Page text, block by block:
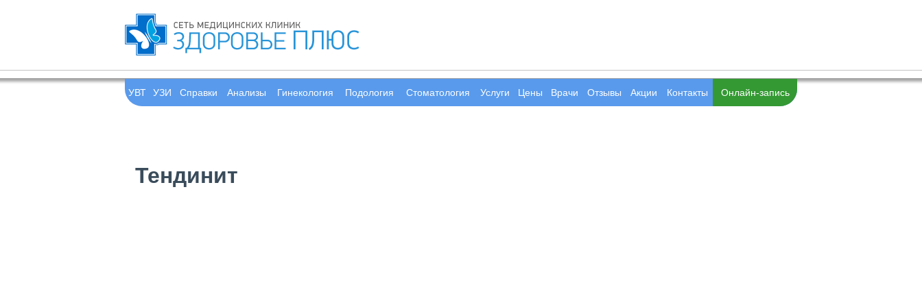
УВТ УЗИ Справки Анализы Гинекология Подология Стоматология Услуги Цены Врачи Отзывы Акции Контакты Онлайн-запись
Тендинит